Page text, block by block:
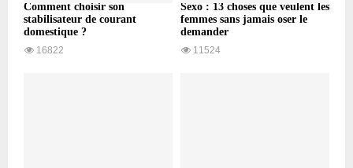
Comment choisir son
stabilisateur de courant
domestique ?
16822
Sexo : 13 choses que veulent les
femmes sans jamais oser le
demander
11524